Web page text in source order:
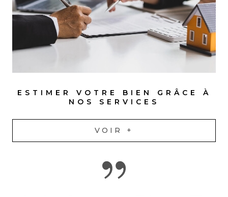
ESTIMER VOTRE BIEN GRÂCE À
NOS SERVICES
VOIR +